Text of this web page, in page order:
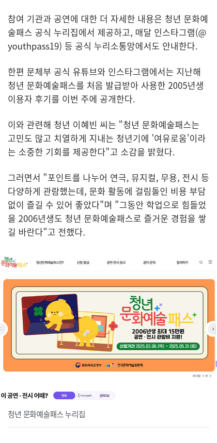
참여 기관과 공연에 대한 더 자세한 내용은 청년 문화예
술패스 공식 누리집에서 제공하고, 매달 인스타그램(@
youthpass19) 등 공식 누리소통망에서도 안내한다.
한편 문체부 공식 유튜브와 인스타그램에서는 지난해
청년 문화예술패스를 처음 발급받아 사용한 2005년생
이용자 후기를 이번 주에 공개한다.
이와 관련해 청년 이혜빈 씨는 "청년 문화예술패스는
고민도 많고 치열하게 지내는 청년기에 '여유로움'이라
는 소중한 기회를 제공한다"고 소감을 밝혔다.
그러면서 "포인트를 나누어 연극, 뮤지컬, 무용, 전시 등
다양하게 관람했는데, 문화 활동에 걸림돌인 비용 부담
없이 즐길 수 있어 좋았다"며 "그동안 학업으로 힘들었
을 2006년생도 청년 문화예술패스로 즐거운 경험을 쌓
길 바란다"고 전했다.
청년 문화예술패스 누리집